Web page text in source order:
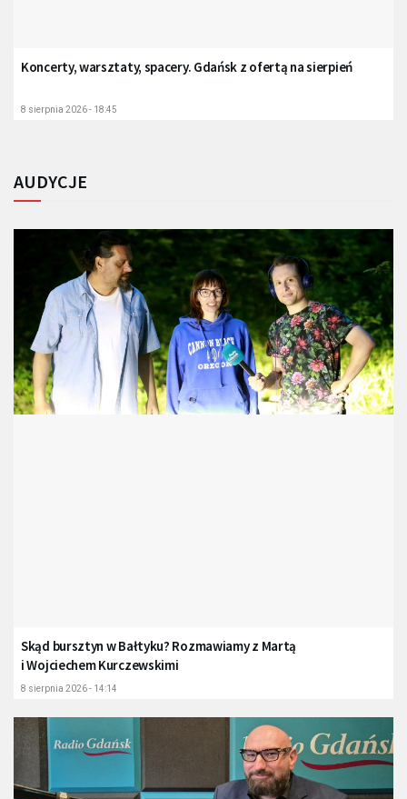
Koncerty, warsztaty, spacery. Gdańsk z ofertą na sierpień
8 sierpnia 2026 - 18:45
AUDYCJE
Skąd bursztyn w Bałtyku? Rozmawiamy z Martą
i Wojciechem Kurczewskimi
8 sierpnia 2026 - 14:14